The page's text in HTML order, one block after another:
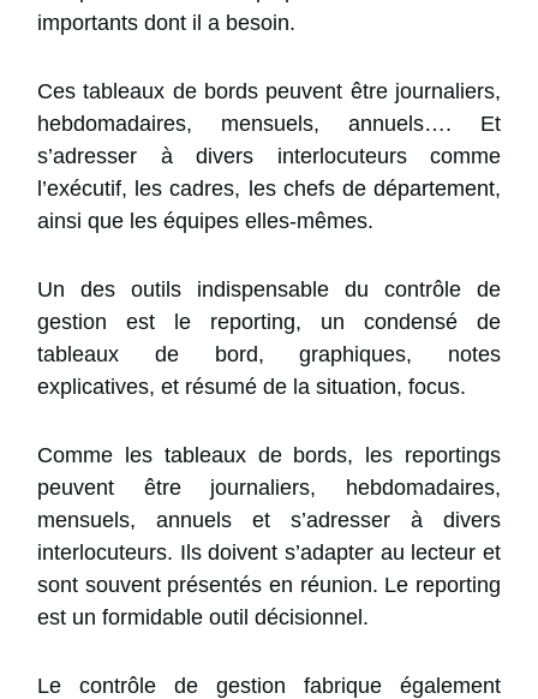
importants dont il a besoin.
Ces tableaux de bords peuvent être journaliers,
hebdomadaires, mensuels, annuels…. Et
s’adresser à divers interlocuteurs comme
l’exécutif, les cadres, les chefs de département,
ainsi que les équipes elles-mêmes.
Un des outils indispensable du contrôle de
gestion est le reporting, un condensé de
tableaux de bord, graphiques, notes
explicatives, et résumé de la situation, focus.
Comme les tableaux de bords, les reportings
peuvent être journaliers, hebdomadaires,
mensuels, annuels et s’adresser à divers
interlocuteurs. Ils doivent s’adapter au lecteur et
sont souvent présentés en réunion. Le reporting
est un formidable outil décisionnel.
Le contrôle de gestion fabrique également